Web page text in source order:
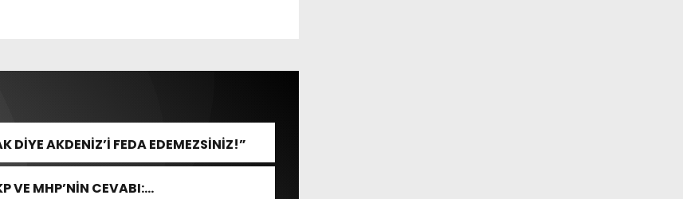
DİYE AKDENİZ’İ FEDA EDEMEZSİNİZ!”
VE MHP’NİN CEVABI: